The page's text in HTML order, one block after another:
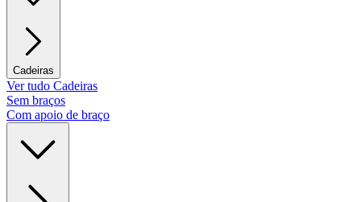
Cadeiras
Ver tudo Cadeiras
Sem braços
Com apoio de braço